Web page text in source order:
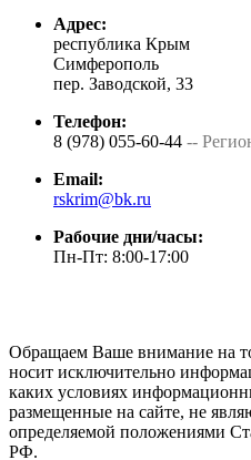
Адрес:
республика Крым
Симферополь
пер. Заводской, 33
Телефон:
8 (978) 055-60-44 --
Email:
rskrim@bk.ru
Рабочие дни/часы:
Пн-Пт: 8:00-17:00
Обращаем Ваше внимание на
носит исключительно
каких условиях
размещенные на сайте, не
определяемой положениями
РФ.